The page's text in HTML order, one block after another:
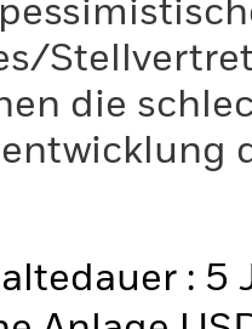
die
: 5